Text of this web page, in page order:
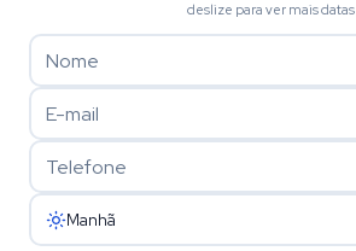
deslize para ver mais datas
Manhã